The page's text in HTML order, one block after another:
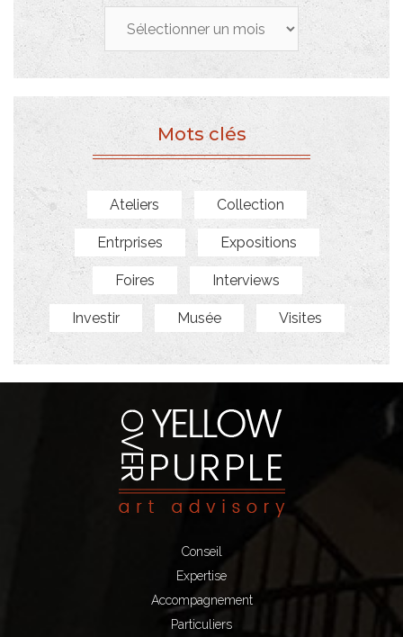
Mots clés
Ateliers Collection
Entrprises Expositions
Foires Interviews
Investir Musée Visites
Conseil
Expertise
Accompagnement
Particuliers